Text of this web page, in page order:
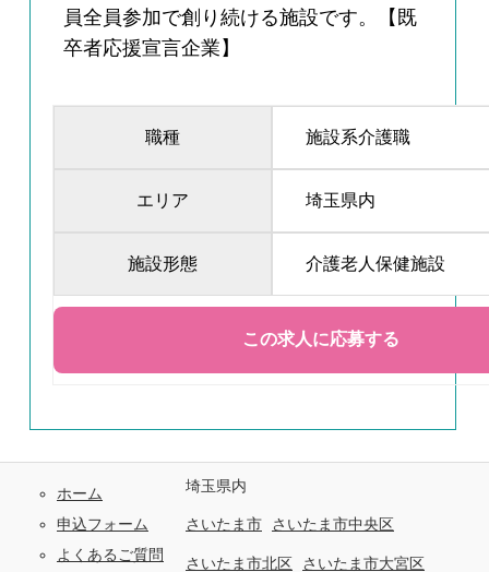
員全員参加で創り続ける施設です。【既
卒者応援宣言企業】
職種 施設系介護職
エリア 埼玉県内
施設形態 介護老人保健施設
ホーム
申込フォーム
よくあるご質問
埼玉県内
さいたま市 さいたま市中央区
さいたま市北区 さいたま市大宮区